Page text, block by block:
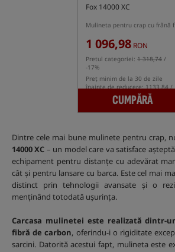
Fox 14000 XC
1 096,98 RON
Pretul categoriei: 1 318,74 /
-17%
Preț minim de la 30 de zile
înainte de reducere: 1133.84 /
CUMPĂRĂ
Dintre cele mai bune mulinete pentru crap,
14000 XC – un model care va satisface
echipament pentru distanțe cu adevărat
cât și pentru lansare cu barca. Este cel mai
distinct prin tehnologii avansate și o
menținând totodată ușurința.
Carcasa mulinetei este realizată dintr-
fibră de carbon, oferindu-i o rigiditate
sarcini. Datorită acestui fapt, mulineta este